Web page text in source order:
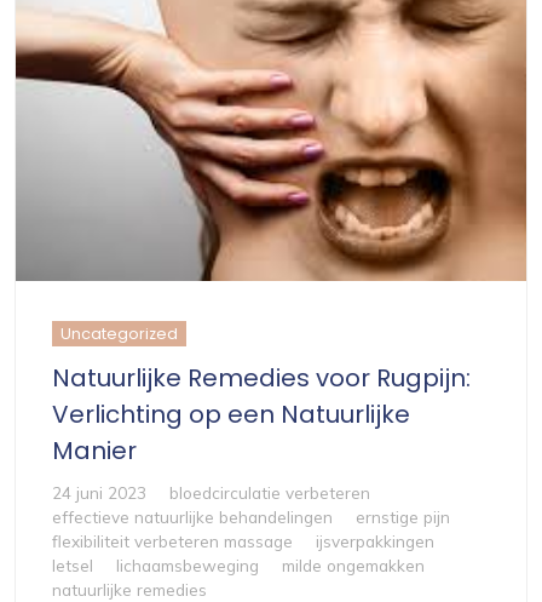
Uncategorized
Natuurlijke Remedies voor Rugpijn:
Verlichting op een Natuurlijke
Manier
24 juni 2023
bloedcirculatie verbeteren
effectieve natuurlijke behandelingen
ernstige pijn
flexibiliteit verbeteren massage
ijsverpakkingen
letsel
lichaamsbeweging
milde ongemakken
natuurlijke remedies